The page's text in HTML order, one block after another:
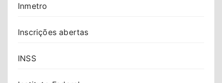
Inmetro
Inscrições abertas
INSS